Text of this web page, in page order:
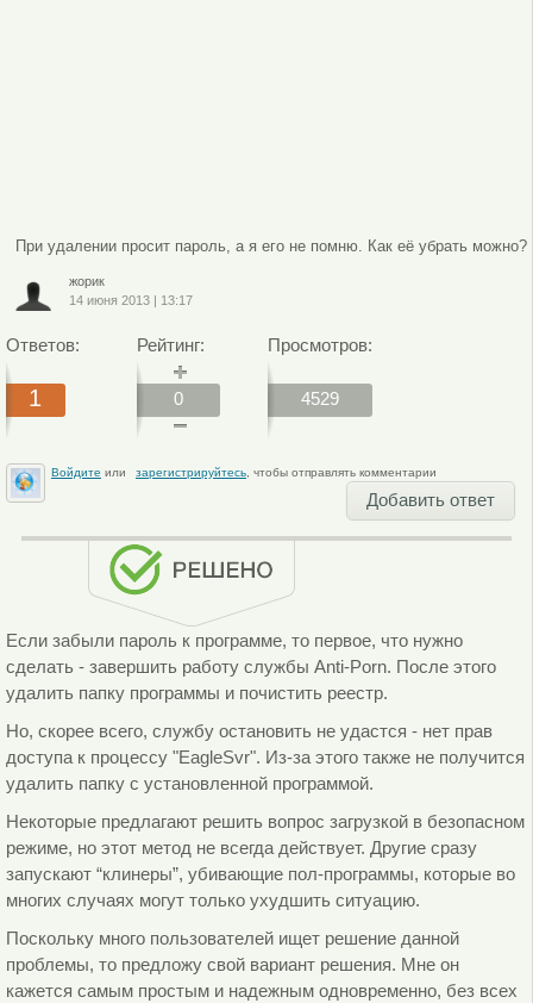
При удалении просит пароль, а я его не помню. Как её убрать можно?
жорик
14 июня 2013| 13:17
Ответов:
1
Рейтинг:
0
Просмотров:
4529
Войдите или зарегистрируйтесь, чтобы отправлять комментарии
Добавить ответ
Если забыли пароль к программе, то первое, что нужно
сделать - завершить работу службы Anti-Porn. После этого
удалить папку программы и почистить реестр.
Но, скорее всего, службу остановить не удастся - нет прав
доступа к процессу "EagleSvr". Из-за этого также не получится
удалить папку с установленной программой.
Некоторые предлагают решить вопрос загрузкой в безопасном
режиме, но этот метод не всегда действует. Другие сразу
запускают “клинеры”, убивающие пол-программы, которые во
многих случаях могут только ухудшить ситуацию.
Поскольку много пользователей ищет решение данной
проблемы, то предложу свой вариант решения. Мне он
кажется самым простым и надежным одновременно, без всех